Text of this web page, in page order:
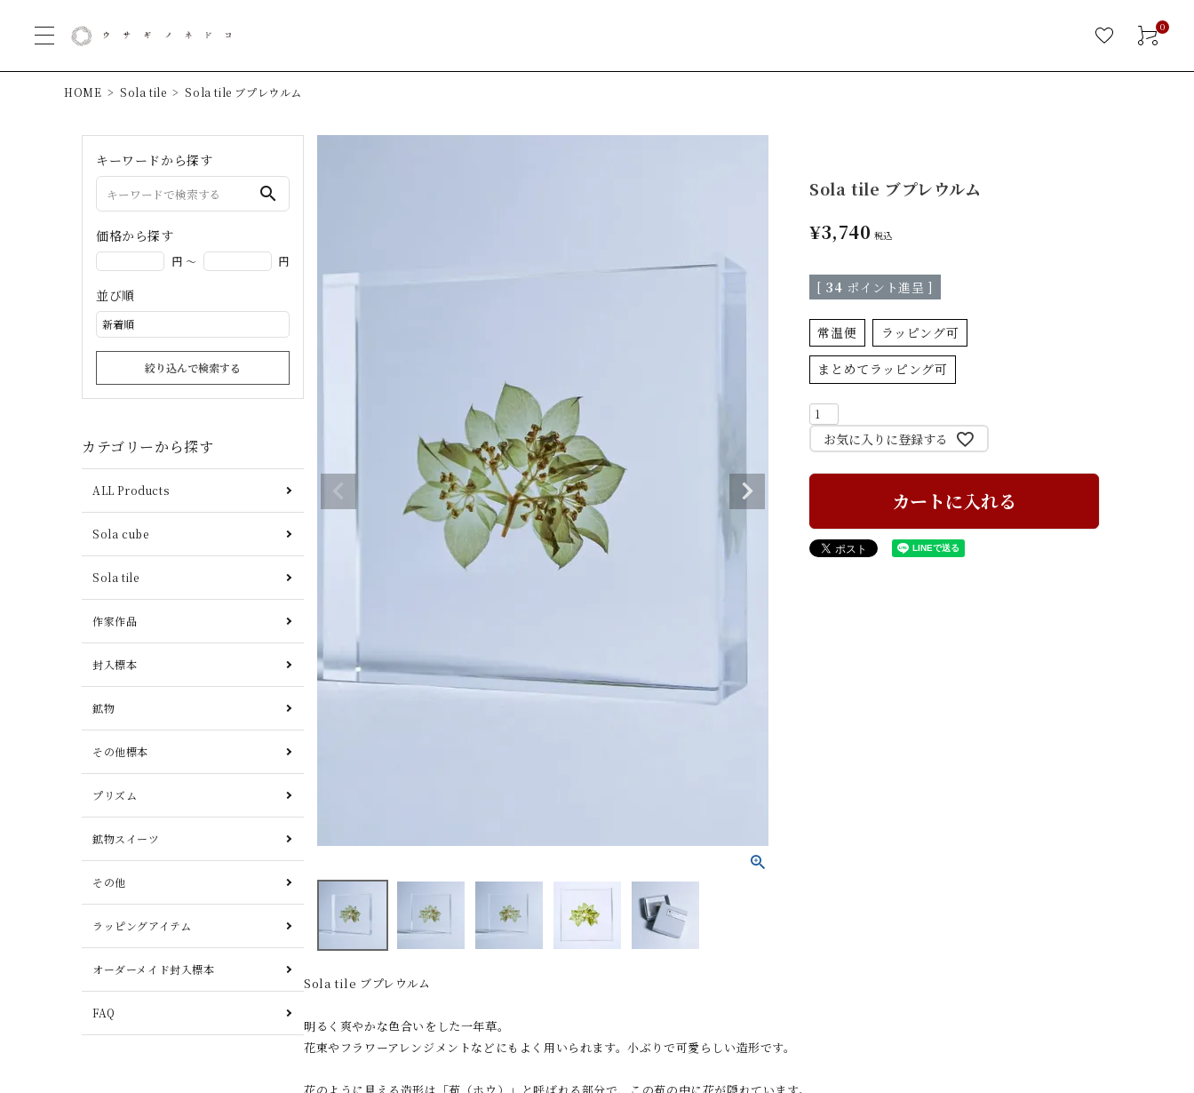
0
HOME Sola tile Sola tile ブプレウルム
キーワードから探す
search
価格から探す
円 ～ 円
並び順
絞り込んで検索する
カテゴリーから探す
ALL Products
Sola cube
Sola tile
作家作品
封入標本
鉱物
その他標本
プリズム
鉱物スイーツ
その他
ラッピングアイテム
オーダーメイド封入標本
FAQ
Sola tile ブプレウルム
¥3,740 税込
[ 34 ポイント進呈 ]
常温便 ラッピング可
まとめてラッピング可
お気に入りに登録する
カートに入れる
Sola tile ブプレウルム
明るく爽やかな色合いをした一年草。
花束やフラワーアレンジメントなどにもよく用いられます。小ぶりで可愛らしい造形です。